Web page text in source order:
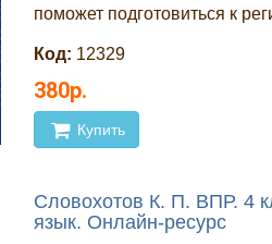
поможет подготовиться к
Код: 12329
380р.
Купить
Словохотов К. П. ВПР. 4
язык. Онлайн-ресурс